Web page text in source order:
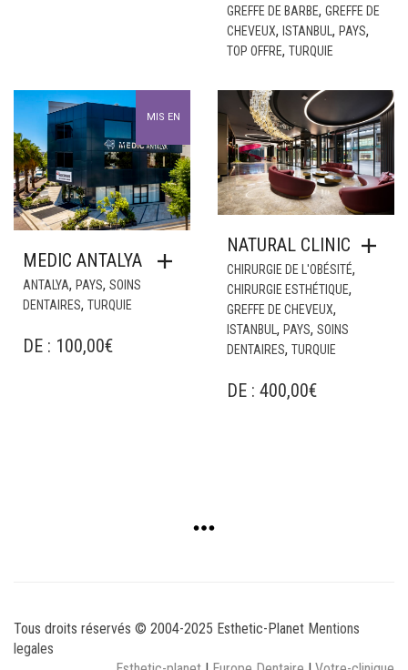
GREFFE DE BARBE, GREFFE DE
CHEVEUX, ISTANBUL , PAYS,
TOP OFFRE, TURQUIE
MIS EN
AVANT
MEDIC ANTALYA
ANTALYA, PAYS, SOINS
DENTAIRES, TURQUIE
DE : 100,00€
NATURAL CLINIC
CHIRURGIE DE L'OBÉSITÉ,
CHIRURGIE ESTHÉTIQUE,
GREFFE DE CHEVEUX,
ISTANBUL , PAYS, SOINS
DENTAIRES, TURQUIE
DE : 400,00€
Tous droits réservés © 2004-2025 Esthetic-Planet Mentions
legales